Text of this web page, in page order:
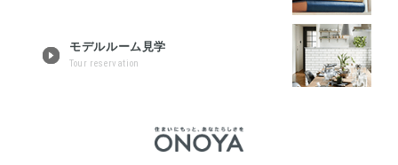
モデルルーム見学
Tour reservation